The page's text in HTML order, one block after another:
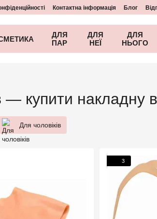
Контактна інформація Блог
ДЛЯ
ПАР
ДЛЯ
НЕЇ
ДЛЯ
НЬОГО
— купити накладну
Для чоловіків
3